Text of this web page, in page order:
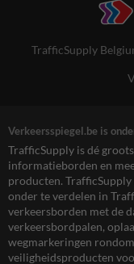
TrafficSupply
Verkeersspiegel.be is
TrafficSupply is dé
informatieborden en
producten.
onder te verdelen in
verkeersborden met de
verkeersbordpalen,
wegmarkeringen
veiligheidsproducten